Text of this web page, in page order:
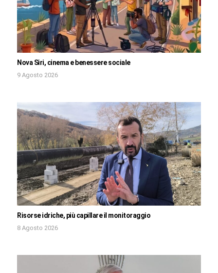
Nova Siri, cinema e benessere sociale
9 Agosto 2026
Risorse idriche, più capillare il monitoraggio
8 Agosto 2026